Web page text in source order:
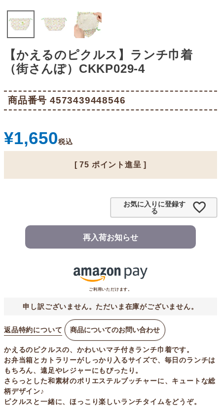
【かえるのピクルス】ランチ巾着
（街さんぽ）CKKP029-4
商品番号 4573439448546
¥1,650税込
[ 75 ポイント進呈 ]
お気に入りに登録す
る
再入荷お知らせ
ご利用いただけます。
申し訳ございません。ただいま在庫がございません。
返品特約について 商品についてのお問い合わせ
かえるのピクルスの、かわいいマチ付きランチ巾着です。
お弁当箱とカトラリーがしっかり入るサイズで、毎日のランチは
もちろん、遠足やレジャーにもぴったり。
さらっとした和素材のポリエステルブッチャーに、キュートな総
柄デザイン♪
ピクルスと一緒に、ほっこり楽しいランチタイムをどうぞ。